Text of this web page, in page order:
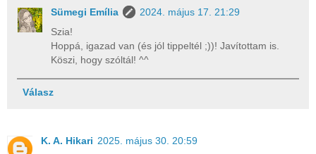
Sümegi Emília
2024. május 17. 21:29
Szia!
Hoppá, igazad van (és jól tippeltél ;))! Javítottam is.
Köszi, hogy szóltál! ^^
Válasz
K. A. Hikari 2025. május 30. 20:59